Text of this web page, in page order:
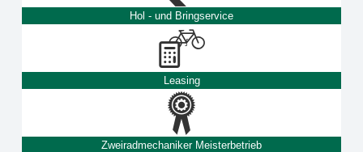
Hol - und Bringservice
Leasing
Zweiradmechaniker Meisterbetrieb